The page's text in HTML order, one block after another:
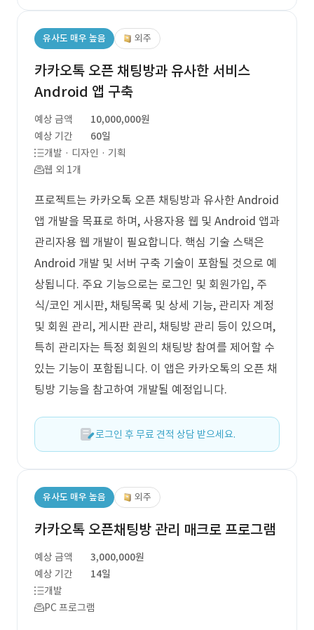
유사도 매우 높음 외주
카카오톡 오픈 채팅방과 유사한 서비스
Android 앱 구축
예상 금액
10,000,000원
예상 기간
60일
개발 · 디자인 · 기획
웹 외 1개
프로젝트는 카카오톡 오픈 채팅방과 유사한 Android
앱 개발을 목표로 하며, 사용자용 웹 및 Android 앱과
관리자용 웹 개발이 필요합니다. 핵심 기술 스택은
Android 개발 및 서버 구축 기술이 포함될 것으로 예
상됩니다. 주요 기능으로는 로그인 및 회원가입, 주
식/코인 게시판, 채팅목록 및 상세 기능, 관리자 계정
및 회원 관리, 게시판 관리, 채팅방 관리 등이 있으며,
특히 관리자는 특정 회원의 채팅방 참여를 제어할 수
있는 기능이 포함됩니다. 이 앱은 카카오톡의 오픈 채
팅방 기능을 참고하여 개발될 예정입니다.
로그인 후 무료 견적 상담 받으세요.
유사도 매우 높음 외주
카카오톡 오픈채팅방 관리 매크로 프로그램
예상 금액
3,000,000원
예상 기간
14일
개발
PC 프로그램